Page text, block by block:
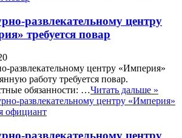
развлекательному центру
требуется повар
развлекательному центру «Империя»
работу требуется повар.
обязанности: …Читать дальше »
развлекательному центру